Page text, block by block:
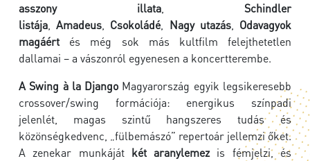
asszony illata
Schindler
listája ,Amadeus Csokoládé, Nagy utazás, Odavagyok
magáért és még sok más kultfilm felejthetetlen
dallamai – a vászonról egyenesen a koncertterembe.
A Swing à la Django Magyarország egyik legsikeresebb
crossover/swing formációja: energikus színpadi
jelenlét, magas szintű hangszeres tudás és
közönségkedvenc, „fülbemászó” repertoár jellemzi őket.
A zenekar munkáját két aranylemezis fémjelzi, és